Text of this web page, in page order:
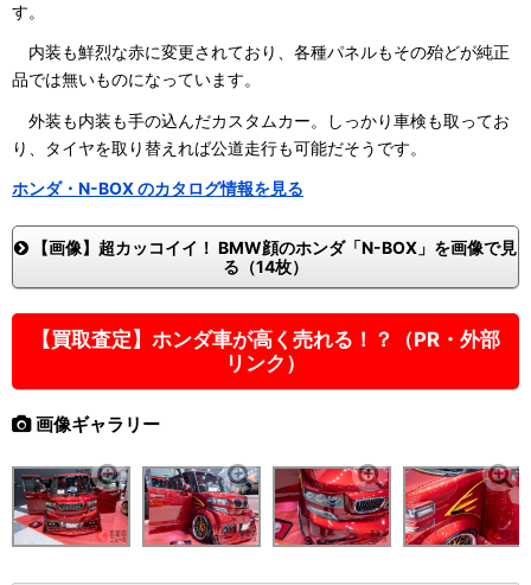
す。
内装も鮮烈な赤に変更されており、各種パネルもその殆どが純正
品では無いものになっています。
外装も内装も手の込んだカスタムカー。しっかり車検も取ってお
り、タイヤを取り替えれば公道走行も可能だそうです。
ホンダ・N-BOX のカタログ情報を見る
【画像】超カッコイイ！ BMW顔のホンダ「N-BOX」を画像で見
る（14枚）
【買取査定】ホンダ車が高く売れる！？（PR・外部
リンク）
画像ギャラリー